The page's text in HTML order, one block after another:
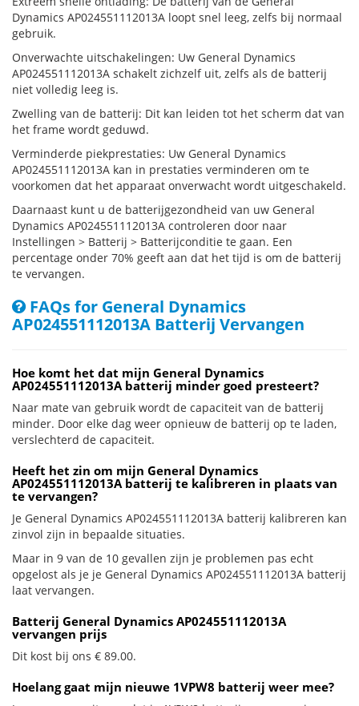
Dynamics AP024551112013A loopt snel leeg, zelfs bij normaal
gebruik.
Onverwachte uitschakelingen: Uw General Dynamics
AP024551112013A schakelt zichzelf uit, zelfs als de batterij
niet volledig leeg is.
Zwelling van de batterij: Dit kan leiden tot het scherm dat van
het frame wordt geduwd.
Verminderde piekprestaties: Uw General Dynamics
AP024551112013A kan in prestaties verminderen om te
voorkomen dat het apparaat onverwacht wordt uitgeschakeld.
Daarnaast kunt u de batterijgezondheid van uw General
Dynamics AP024551112013A controleren door naar
Instellingen > Batterij > Batterijconditie te gaan. Een
percentage onder 70% geeft aan dat het tijd is om de batterij
te vervangen.
FAQs for General Dynamics
AP024551112013A Batterij Vervangen
Hoe komt het dat mijn General Dynamics
AP024551112013A batterij minder goed presteert?
Naar mate van gebruik wordt de capaciteit van de batterij
minder. Door elke dag weer opnieuw de batterij op te laden,
verslechterd de capaciteit.
Heeft het zin om mijn General Dynamics
AP024551112013A batterij te kalibreren in plaats van
te vervangen?
Je General Dynamics AP024551112013A batterij kalibreren kan
zinvol zijn in bepaalde situaties.
Maar in 9 van de 10 gevallen zijn je problemen pas echt
opgelost als je je General Dynamics AP024551112013A batterij
laat vervangen.
Batterij General Dynamics AP024551112013A
vervangen prijs
Dit kost bij ons € 89.00.
Hoelang gaat mijn nieuwe 1VPW8 batterij weer mee?